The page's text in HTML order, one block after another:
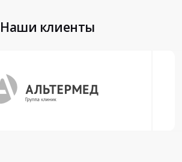
Наши клиенты